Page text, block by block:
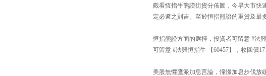
觀看恆指牛熊證街貨分佈圖，今早大市快
定必避之則吉。至於恒指熊證的重貨及最
恒指熊證方面的選擇，投資者可留意 #法
可留意 #法興恒指牛 【60457】，收回價
美股無懼鷹派加息言論，憧憬加息步伐放